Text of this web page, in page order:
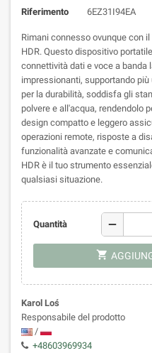
Riferimento 6EZ31I94EA
Rimani connesso ovunque con
HDR. Questo dispositivo
connettività dati e voce a banda
impressionanti, supportando
per la durabilità, soddisfa gli
polvere e all'acqua, rendendolo
design compatto e leggero
operazioni remote, risposte a
funzionalità avanzate e
HDR è il tuo strumento
qualsiasi situazione.
Quantità remove
shopping_cart
Karol Loś
Responsabile del prodotto
/
+48603969934